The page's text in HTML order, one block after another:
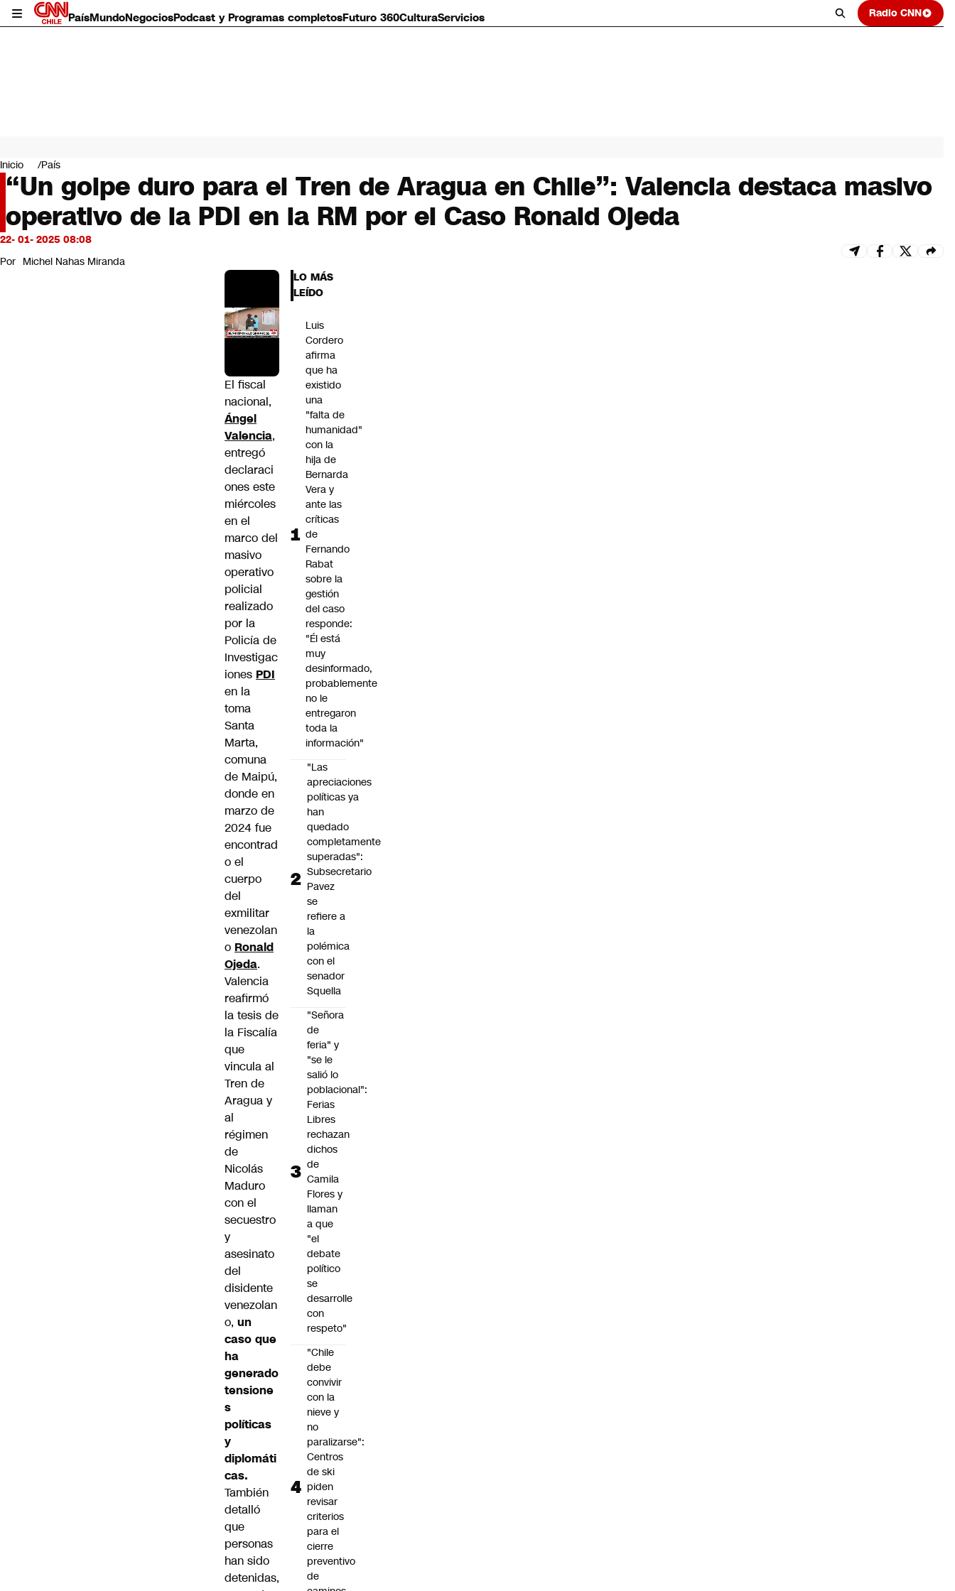
PaísMundoNegociosPodcast y Programas completosFuturo 360CulturaServicios Radio CNN
Mundo
Negocios
Deportes
Programas completos
Cultura
Servicios
Bits
CNN Data
Inicio País
“Un golpe duro para el Tren de Aragua en Chile”: Valencia destaca masivo
operativo de la PDI en la RM por el Caso Ronald Ojeda
22- 01- 2025 08:08
Por Michel Nahas Miranda
El fiscal
nacional,
Ángel
Valencia,
entregó
declaraci
ones este
miércoles
en el
marco del
masivo
operativo
policial
realizado
por la
Policía de
Investigac
iones PDI
en la
toma
Santa
Marta,
comuna
de Maipú,
donde en
marzo de
2024 fue
encontrad
o el
cuerpo
del
exmilitar
venezolan
o Ronald
Ojeda.
Valencia
reafirmó
la tesis de
la Fiscalía
que
vincula al
Tren de
Aragua y
al
régimen
de
Nicolás
Maduro
con el
secuestro
y
asesinato
del
disidente
venezolan
o, un
caso que
ha
generado
tensione
s
políticas
y
diplomáti
cas.
También
detalló
que
personas
han sido
detenidas,
LO MÁS
LEÍDO
Luis
Cordero
afirma
que ha
existido
una
"falta de
humanidad"
con la
hija de
Bernarda
Vera y
ante las
críticas
de
Fernando
Rabat
sobre la
gestión
del caso
responde:
"Él está
muy
desinformado,
probablemente
no le
entregaron
toda la
información"
"Las
apreciaciones
políticas ya
han
quedado
completamente
superadas":
Subsecretario
Pavez
se
refiere a
la
polémica
con el
senador
Squella
"Señora
de
feria" y
"se le
salió lo
poblacional":
Ferias
Libres
rechazan
dichos
de
Camila
Flores y
llaman
a que
"el
debate
político
se
desarrolle
con
respeto"
"Chile
debe
convivir
con la
nieve y
no
paralizarse":
Centros
de ski
piden
revisar
criterios
para el
cierre
preventivo
de